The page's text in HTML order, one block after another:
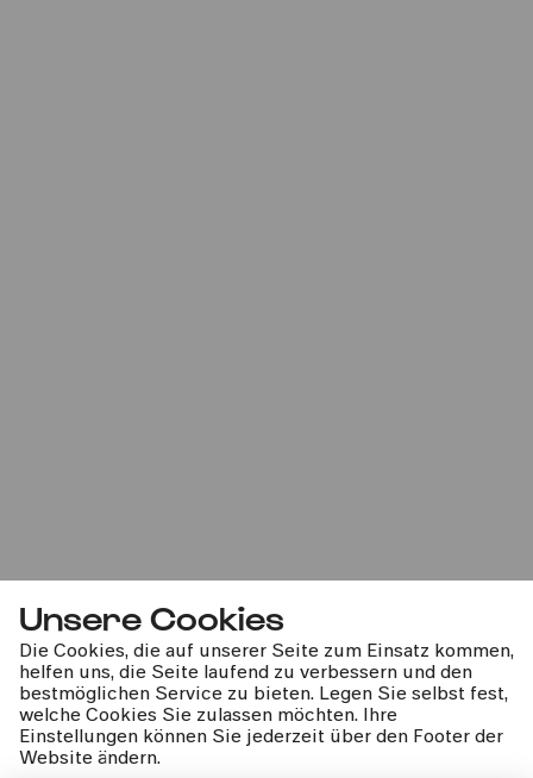
Unsere Cookies
Die Cookies, die auf unserer Seite zum Einsatz kommen,
helfen uns, die Seite laufend zu verbessern und den
bestmöglichen Service zu bieten. Legen Sie selbst fest,
welche Cookies Sie zulassen möchten. Ihre
Einstellungen können Sie jederzeit über den Footer der
Website ändern.